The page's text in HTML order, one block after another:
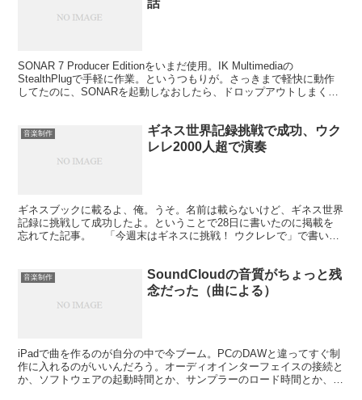
話
SONAR 7 Producer Editionをいまだ使用。IK Multimediaの
StealthPlugで手軽に作業。というつもりが。さっきまで軽快に動作
してたのに、SONARを起動しなおしたら、ドロップアウトしまくり
音楽制作
ギネス世界記録挑戦で成功、ウク
レレ2000人超で演奏
ギネスブックに載るよ、俺。うそ。名前は載らないけど、ギネス世界
記録に挑戦して成功したよ。ということで28日に書いたのに掲載を
忘れてた記事。 「今週末はギネスに挑戦！ ウクレレで」で書いた
音楽制作
SoundCloudの音質がちょっと残
念だった（曲による）
iPadで曲を作るのが自分の中で今ブーム。PCのDAWと違ってすぐ制
作に入れるのがいいんだろう。オーディオインターフェイスの接続と
か、ソフトウェアの起動時間とか、サンプラーのロード時間とか、そ